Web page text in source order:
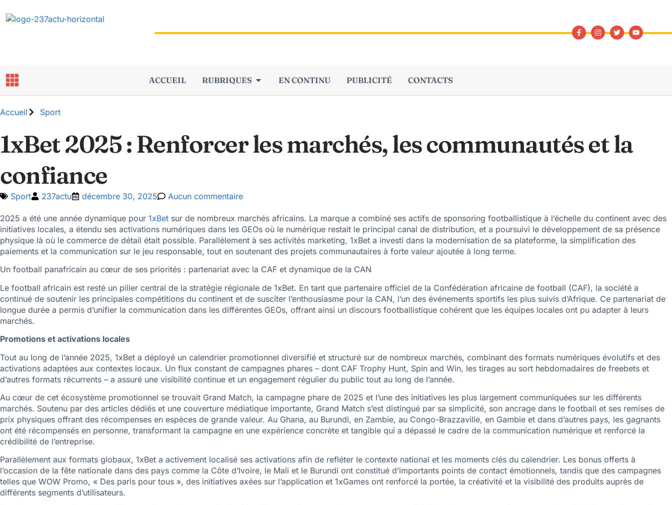
ACCUEIL RUBRIQUES EN CONTINU PUBLICITÉ CONTACTS
Accueil Sport
1xBet 2025 : Renforcer les marchés, les communautés et la
confiance
Sport 237actu décembre 30, 2025 Aucun commentaire
2025 a été une année dynamique pour 1xBet sur de nombreux marchés africains. La marque a combiné ses actifs de sponsoring footballistique à l’échelle du continent avec des
initiatives locales, a étendu ses activations numériques dans les GEOs où le numérique restait le principal canal de distribution, et a poursuivi le développement de sa présence
physique là où le commerce de détail était possible. Parallèlement à ses activités marketing, 1xBet a investi dans la modernisation de sa plateforme, la simplification des
paiements et la communication sur le jeu responsable, tout en soutenant des projets communautaires à forte valeur ajoutée à long terme.
Un football panafricain au cœur de ses priorités : partenariat avec la CAF et dynamique de la CAN
Le football africain est resté un pilier central de la stratégie régionale de 1xBet. En tant que partenaire officiel de la Confédération africaine de football (CAF), la société a
continué de soutenir les principales compétitions du continent et de susciter l’enthousiasme pour la CAN, l’un des événements sportifs les plus suivis d’Afrique. Ce partenariat de
longue durée a permis d’unifier la communication dans les différentes GEOs, offrant ainsi un discours footballistique cohérent que les équipes locales ont pu adapter à leurs
marchés.
Promotions et activations locales
Tout au long de l’année 2025, 1xBet a déployé un calendrier promotionnel diversifié et structuré sur de nombreux marchés, combinant des formats numériques évolutifs et des
activations adaptées aux contextes locaux. Un flux constant de campagnes phares – dont CAF Trophy Hunt, Spin and Win, les tirages au sort hebdomadaires de freebets et
d’autres formats récurrents – a assuré une visibilité continue et un engagement régulier du public tout au long de l’année.
Au cœur de cet écosystème promotionnel se trouvait Grand Match, la campagne phare de 2025 et l’une des initiatives les plus largement communiquées sur les différents
marchés. Soutenu par des articles dédiés et une couverture médiatique importante, Grand Match s’est distingué par sa simplicité, son ancrage dans le football et ses remises de
prix physiques offrant des récompenses en espèces de grande valeur. Au Ghana, au Burundi, en Zambie, au Congo-Brazzaville, en Gambie et dans d’autres pays, les gagnants
ont été récompensés en personne, transformant la campagne en une expérience concrète et tangible qui a dépassé le cadre de la communication numérique et renforcé la
crédibilité de l’entreprise.
Parallèlement aux formats globaux, 1xBet a activement localisé ses activations afin de refléter le contexte national et les moments clés du calendrier. Les bonus offerts à
l’occasion de la fête nationale dans des pays comme la Côte d’Ivoire, le Mali et le Burundi ont constitué d’importants points de contact émotionnels, tandis que des campagnes
telles que WOW Promo, « Des paris pour tous », des initiatives axées sur l’application et 1xGames ont renforcé la portée, la créativité et la visibilité des produits auprès de
différents segments d’utilisateurs.